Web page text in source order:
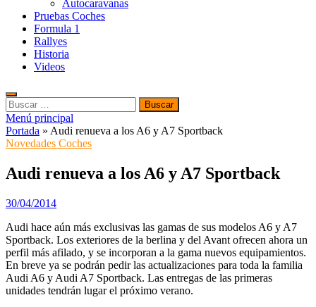
Autocaravanas
Pruebas Coches
Formula 1
Rallyes
Historia
Videos
Buscar:
Menú principal
Portada » Audi renueva a los A6 y A7 Sportback
Novedades Coches
Audi renueva a los A6 y A7 Sportback
30/04/2014
Audi hace aún más exclusivas las gamas de sus modelos A6 y A7
Sportback. Los exteriores de la berlina y del Avant ofrecen ahora un
perfil más afilado, y se incorporan a la gama nuevos equipamientos.
En breve ya se podrán pedir las actualizaciones para toda la familia
Audi A6 y Audi A7 Sportback. Las entregas de las primeras
unidades tendrán lugar el próximo verano.